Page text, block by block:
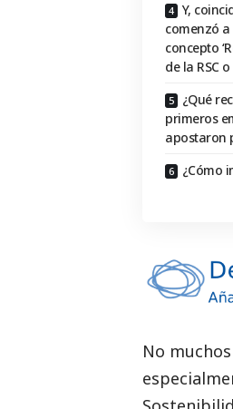
Y,
comenzó
concepto
de la RSC o
¿Qué
primeros
apostaron
¿Cómo
No